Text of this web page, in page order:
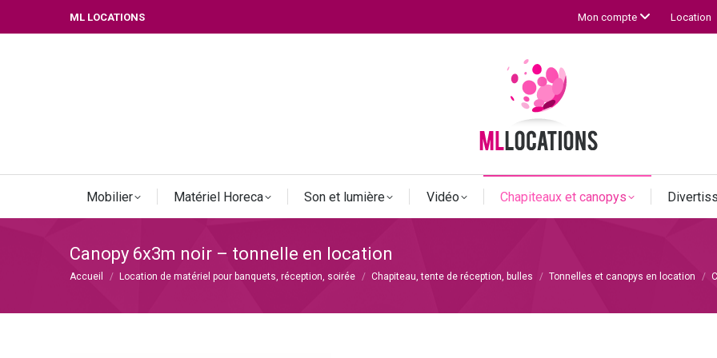
ML LOCATIONS Mon compte Location
Mobilier Matériel Horeca Son et lumière Vidéo Chapiteaux et canopys
Canopy 6x3m noir – tonnelle en location
Vous êtes ici :
Accueil Location de matériel pour banquets, réception, soirée Chapiteau, tente de réception, bulles Tonnelles et canopys en location